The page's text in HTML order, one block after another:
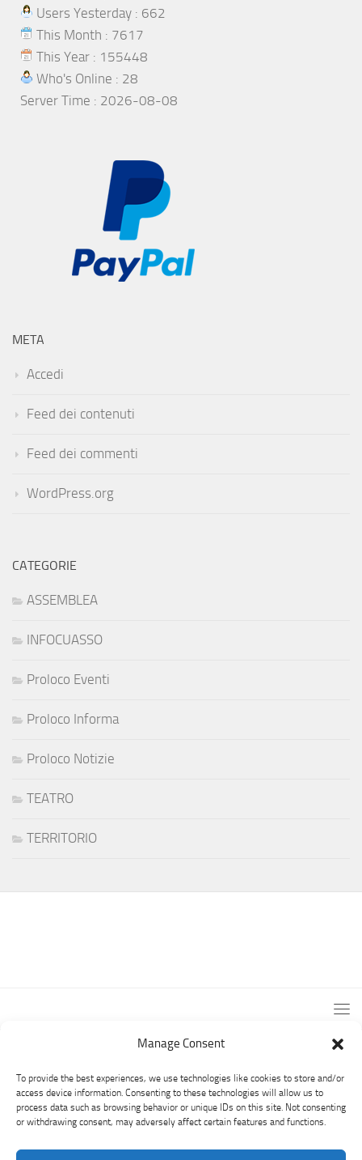
Manage Consent
To provide the best experiences, we use technologies like cookies to store and/or
access device information. Consenting to these technologies will allow us to
process data such as browsing behavior or unique IDs on this site. Not consenting
or withdrawing consent, may adversely affect certain features and functions.
Users Yesterday : 662
This Month : 7617
This Year : 155448
Who's Online : 28
Server Time : 2026-08-08
META
Accedi
Feed dei contenuti
Feed dei commenti
WordPress.org
CATEGORIE
ASSEMBLEA
INFOCUASSO
Proloco Eventi
Proloco Informa
Proloco Notizie
TEATRO
TERRITORIO
PRO LOCO CUASSO - VIA ROMA, 8 - CUASSO AL MONTE -